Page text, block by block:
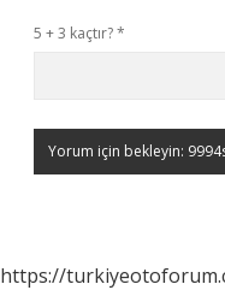
5 + 3 kaçtır?*
https://